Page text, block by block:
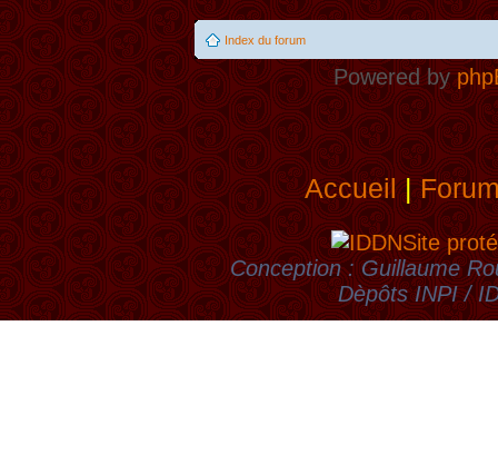
Index du forum
Powered by
Accueil|
Site
Conception : Guillaume
Dèpôts INPI /